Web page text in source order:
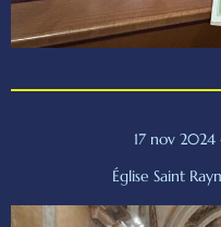
17 nov
Église Saint